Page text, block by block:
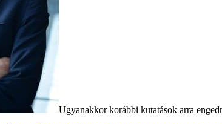
Ugyanakkor korábbi kutatások arra